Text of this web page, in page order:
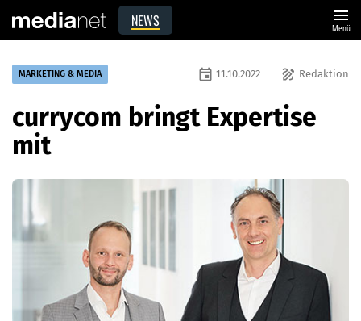
NEWS menu
Menü
MARKETING & MEDIA draw Redaktion
event 11.10.2022
currycom bringt Expertise
mit